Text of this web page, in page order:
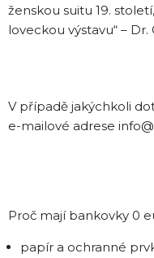
ženskou suitu 19.
loveckou výstavu“ –
V případě jakýchkoli
e-mailové adrese
Proč mají bankovky 0
papír a ochranné